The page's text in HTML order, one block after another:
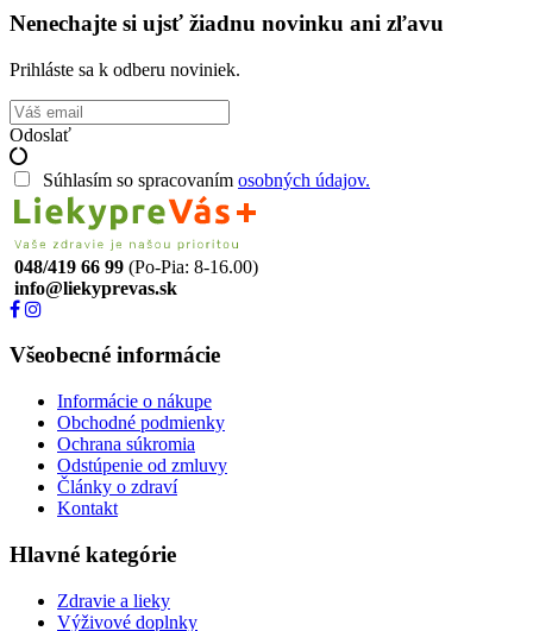
Nenechajte si ujsť žiadnu novinku ani zľavu
Prihláste sa k odberu noviniek.
Odoslať
Súhlasím so spracovaním osobných údajov.
048/419 66 99 (Po-Pia: 8-16.00)
info@liekyprevas.sk
Všeobecné informácie
Informácie o nákupe
Obchodné podmienky
Ochrana súkromia
Odstúpenie od zmluvy
Články o zdraví
Kontakt
Hlavné kategórie
Zdravie a lieky
Výživové doplnky